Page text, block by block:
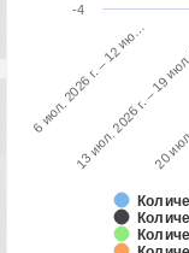
6 июл. 2026 г. – 12 ию…
13 июл. 2026 г. –20
-4